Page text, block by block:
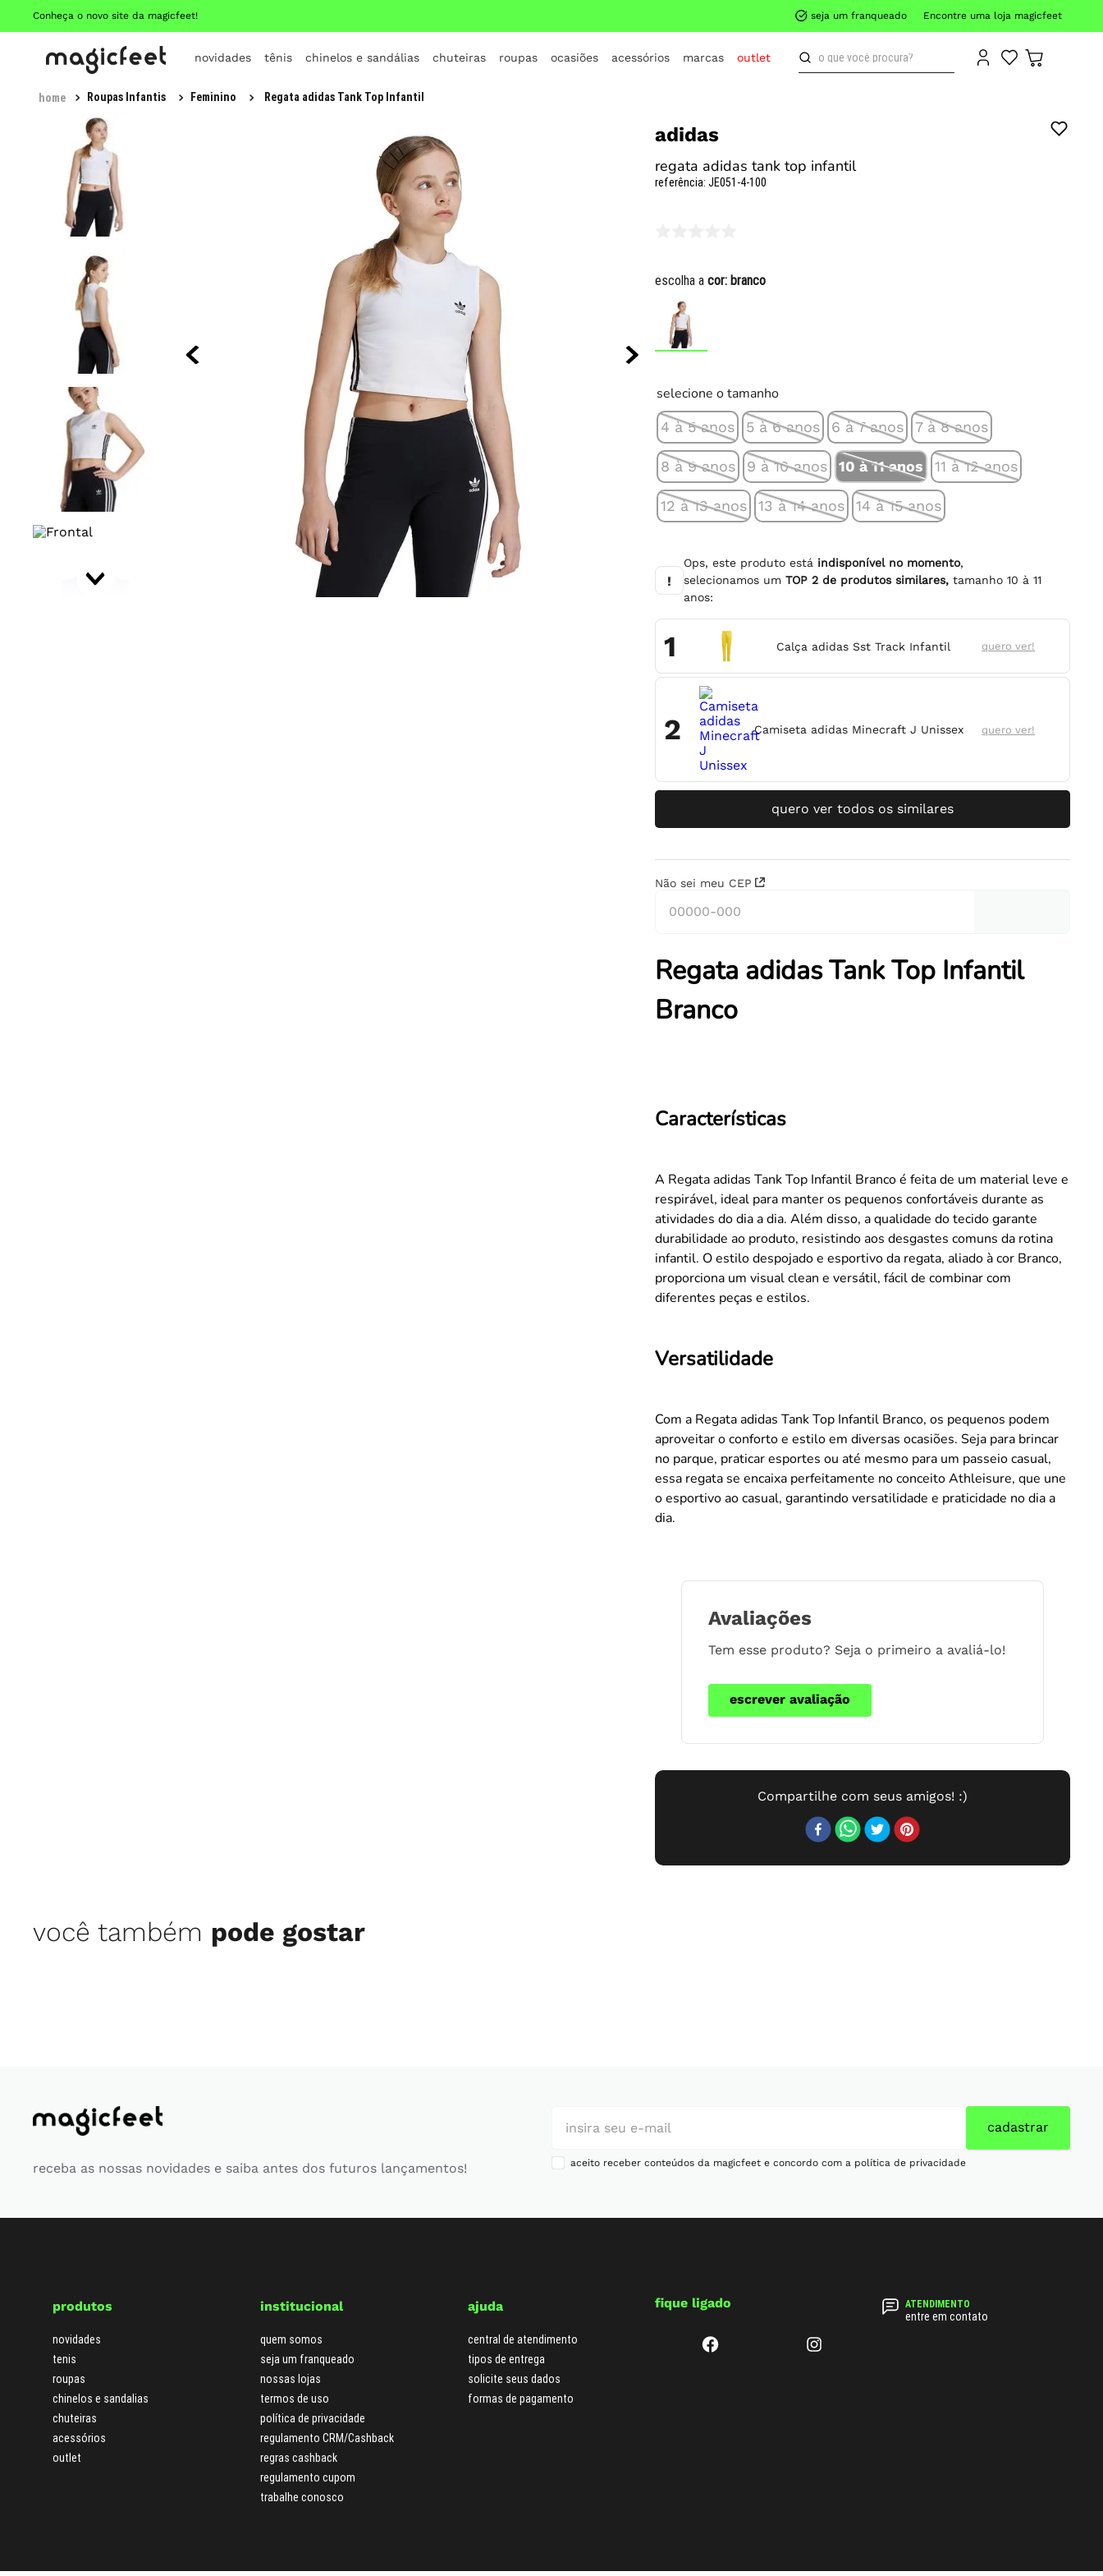
Conheça o novo site da magicfeet! seja um franqueado Encontre uma loja magicfeet
novidades tênis chinelos e sandálias chuteiras roupas ocasiões acessórios marcas outlet
o que você procura?
Roupas Infantis Feminino Regata adidas Tank Top Infantil
adidas
regata adidas tank top infantil
referência:JE051-4-100
escolha acor: branco
selecione o tamanho
4 à 5 anos 5 à 6 anos 6 à 7 anos 7 à 8 anos
8 à 9 anos 9 à 10 anos 10 à 11 anos 11 à 12 anos
12 à 13 anos 13 à 14 anos 14 à 15 anos
!
Ops, este produto está indisponível no momento,
selecionamos um TOP 2de produtos similares,tamanho 10 à 11
anos:
1 Calça adidas Sst Track Infantil quero ver!
2 Camiseta adidas Minecraft J Unissex quero ver!
quero ver todos os similares
Não sei meu CEP
Regata adidas Tank Top Infantil
Branco
Características
A Regata adidas Tank Top Infantil Branco é feita de um material leve e
respirável, ideal para manter os pequenos confortáveis durante as
atividades do dia a dia. Além disso, a qualidade do tecido garante
durabilidade ao produto, resistindo aos desgastes comuns da rotina
infantil. O estilo despojado e esportivo da regata, aliado à cor Branco,
proporciona um visual clean e versátil, fácil de combinar com
diferentes peças e estilos.
Versatilidade
Com a Regata adidas Tank Top Infantil Branco, os pequenos podem
aproveitar o conforto e estilo em diversas ocasiões. Seja para brincar
no parque, praticar esportes ou até mesmo para um passeio casual,
essa regata se encaixa perfeitamente no conceito Athleisure, que une
o esportivo ao casual, garantindo versatilidade e praticidade no dia a
dia.
Avaliações
Tem esse produto? Seja o primeiro a avaliá-lo!
escrever avaliação
você também pode gostar
receba as nossas novidades e saiba antes dos futuros lançamentos!
cadastrar
aceito receber conteúdos da magicfeet e concordo com a política de privacidade
produtos
novidades
tenis
roupas
chinelos e sandalias
chuteiras
acessórios
outlet
institucional
quem somos
seja um franqueado
nossas lojas
termos de uso
política de privacidade
regulamento CRM/Cashback
regras cashback
regulamento cupom
trabalhe conosco
ajuda
central de atendimento
tipos de entrega
solicite seus dados
formas de pagamento
fique ligado
entre em contato
TERMOS MAIS BUSCADOS
2º
jordan
3º
adidas
nike
5º
tenis
6
croc
vans
new balance
chuteira